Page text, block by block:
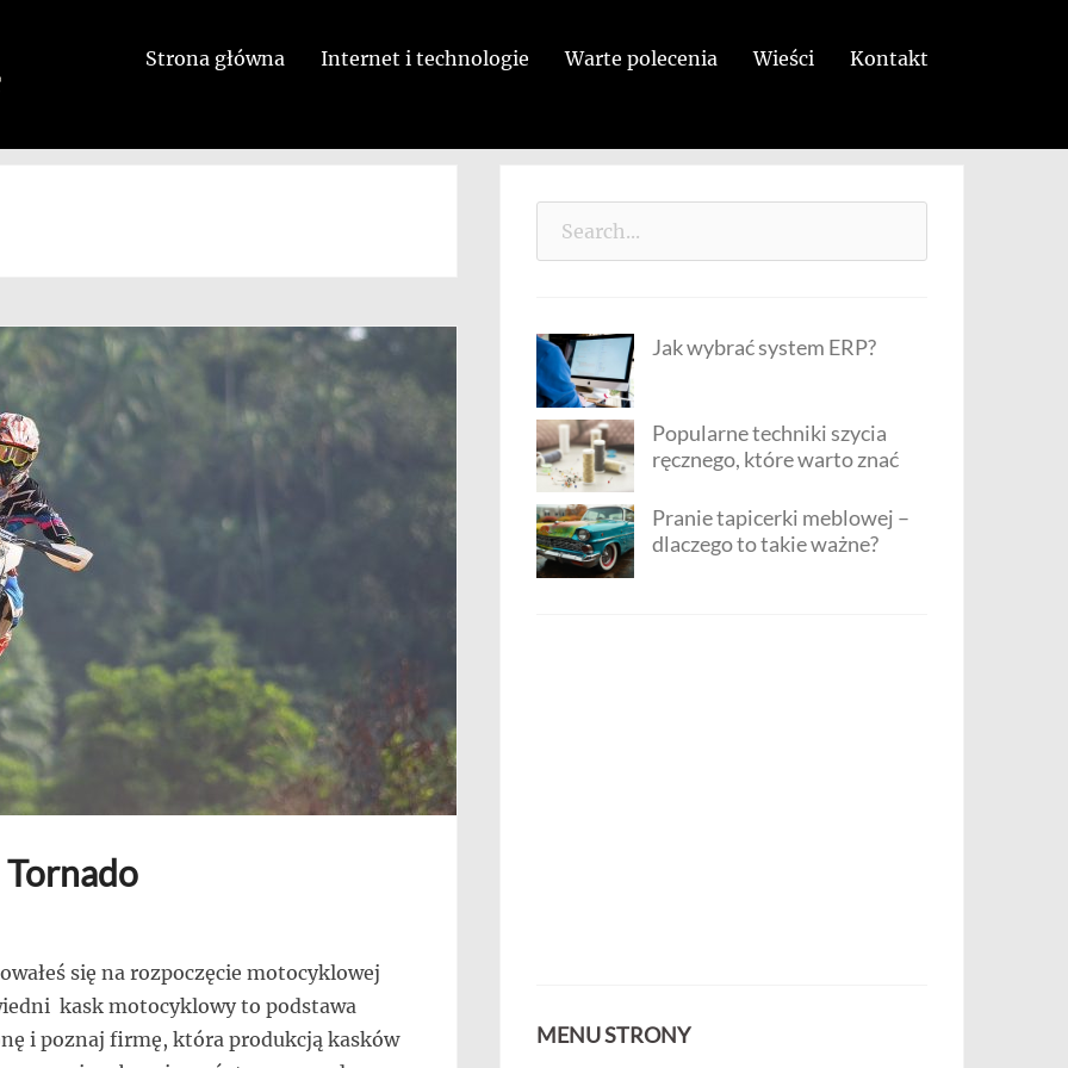
Strona główna Internet i technologie Warte polecenia Wieści Kontakt
się na rozpoczęcie motocyklowej
kask motocyklowy to podstawa
i poznaj firmę, która produkcją kasków
Jak wybrać system ERP?
Popularne techniki szycia
ręcznego, które warto znać
Pranie tapicerki meblowej –
dlaczego to takie ważne?
MENU STRONY